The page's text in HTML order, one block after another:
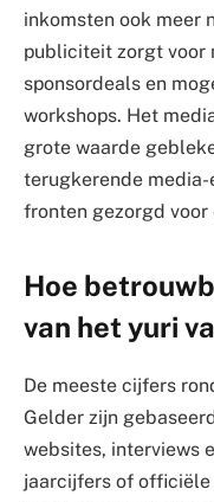
inkomsten ook meer
publiciteit zorgt voor
sponsordeals en
workshops. Het
grote waarde
terugkerende media-
fronten gezorgd
Hoe
van het yuri
De meeste cijfers
Gelder zijn
websites, interviews
jaarcijfers of